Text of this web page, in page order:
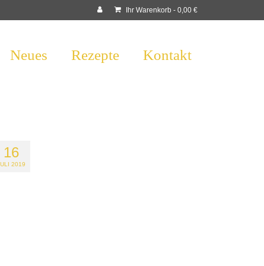
Ihr Warenkorb - 0,00 €
Neues Rezepte Kontakt
16
2019